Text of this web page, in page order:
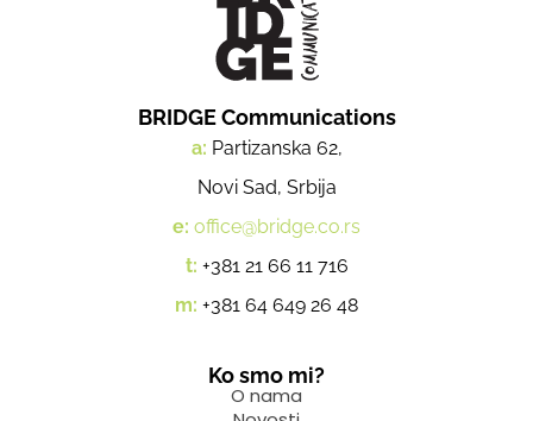
BRIDGE Communications
a: Partizanska 62,
Novi Sad, Srbija
e: office@bridge.co.rs
t: +381 21 66 11 716
m: +381 64 649 26 48
Ko smo mi?
O nama